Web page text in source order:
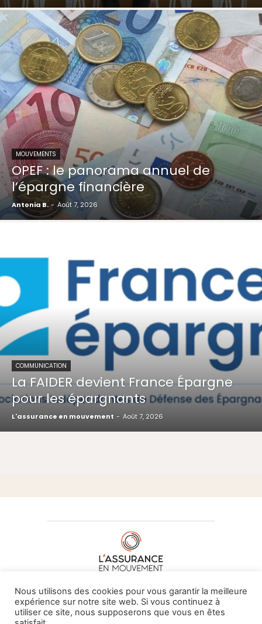
MOUVEMENTS
OPEF : le panorama annuel de
l’épargne financière
Antonia B. - Août 7, 2026
COMMUNICATION
La FAIDER devient France Épargne
pour les épargnants
L'assurance en mouvement - Août 7, 2026
À PROPOS DE NOUS•CONTACT
Nous utilisons des cookies pour vous garantir la meilleure
expérience sur notre site web. Si vous continuez à
utiliser ce site, nous supposerons que vous en êtes